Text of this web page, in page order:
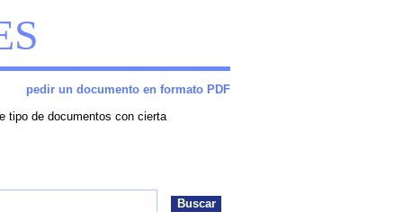
pedir un documento en formato PDF
tipo de documentos con cierta